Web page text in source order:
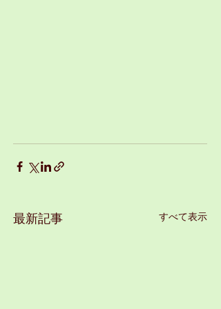
最新記事 すべて表示